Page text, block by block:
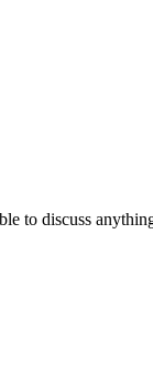
to discuss